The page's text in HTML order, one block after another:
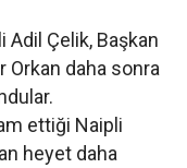
Adil Çelik, Başkan
Orkan daha sonra
ettiği Naipli
heyet daha